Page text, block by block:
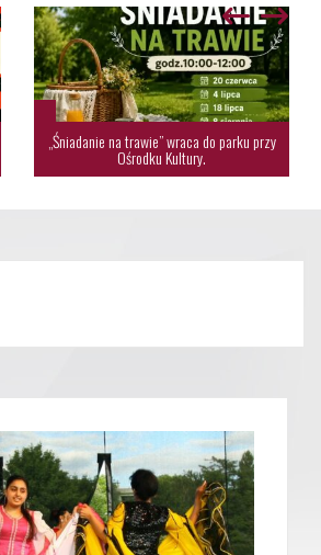
„Śniadanie na trawie” wraca do parku przy
Ośrodku Kultury.